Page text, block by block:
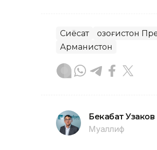
Сиёсат Қозоғистон
Арманистон
Бекабат Узаков
Муаллиф